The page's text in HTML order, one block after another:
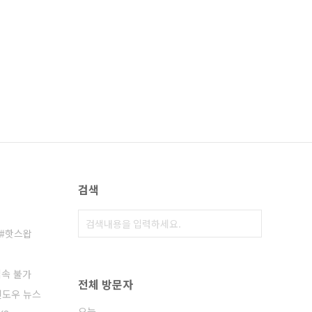
핫스왑
불가
우 뉴스
검색
전체 방문자